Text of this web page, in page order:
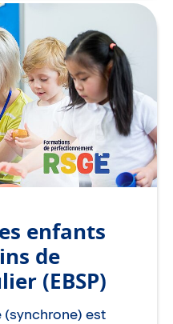
enfants
de
(EBSP)
est